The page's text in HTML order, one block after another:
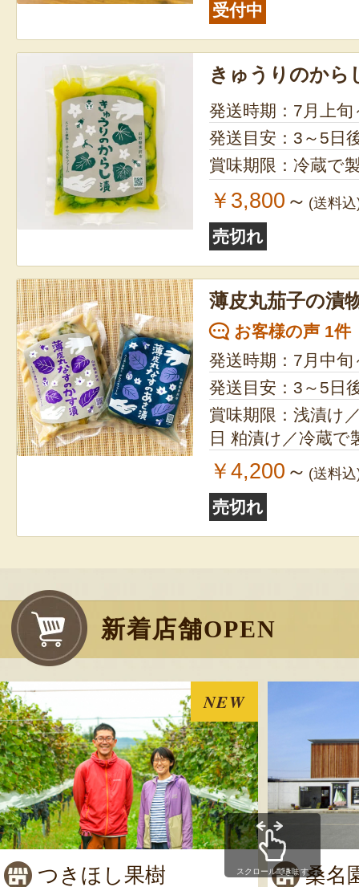
受付中
きゅうりのから
発送時期：7月上旬
発送目安：3～5日
賞味期限：冷蔵で
￥3,800 ～ (送料
売切れ
薄皮丸茄子の漬
お客様の声 1件
発送時期：7月中旬
発送目安：3～5日
賞味期限：浅漬け
日 粕漬け／冷蔵
￥4,200 ～ (送料
売切れ
新着店舗OPEN
NEW
つきほし果樹 桑名
スクロールできます